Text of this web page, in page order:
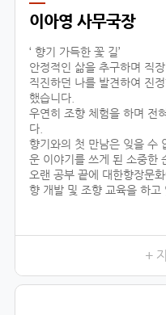
이아영 사무국장
‘ 향기 가득한 꽃 길’
안정적인 삶을 추구하며 직
직진하던 나를 발견하여 진
했습니다.
우연히 조향 체험을 하며 전
다.
향기와의 첫 만남은 잊을 수
운 이야기를 쓰게 된 소중한
오랜 공부 끝에 대한향장문
향 개발 및 조향 교육을 하고
교육 시, 창작자의 의도를
소통을 하며, 디테일한 조향
삶의 향기를 마음으로 맡을
+